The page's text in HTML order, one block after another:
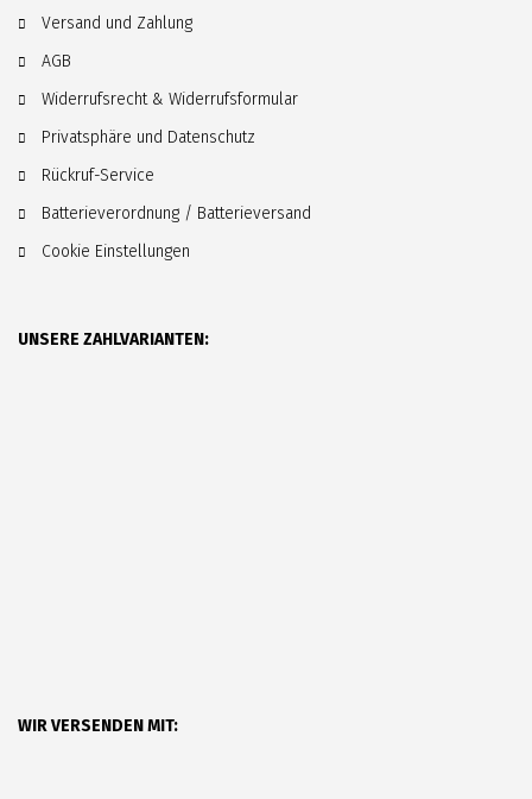
Versand und Zahlung
AGB
Widerrufsrecht & Widerrufsformular
Privatsphäre und Datenschutz
Rückruf-Service
Batterieverordnung / Batterieversand
Cookie Einstellungen
UNSERE ZAHLVARIANTEN:
WIR VERSENDEN MIT: